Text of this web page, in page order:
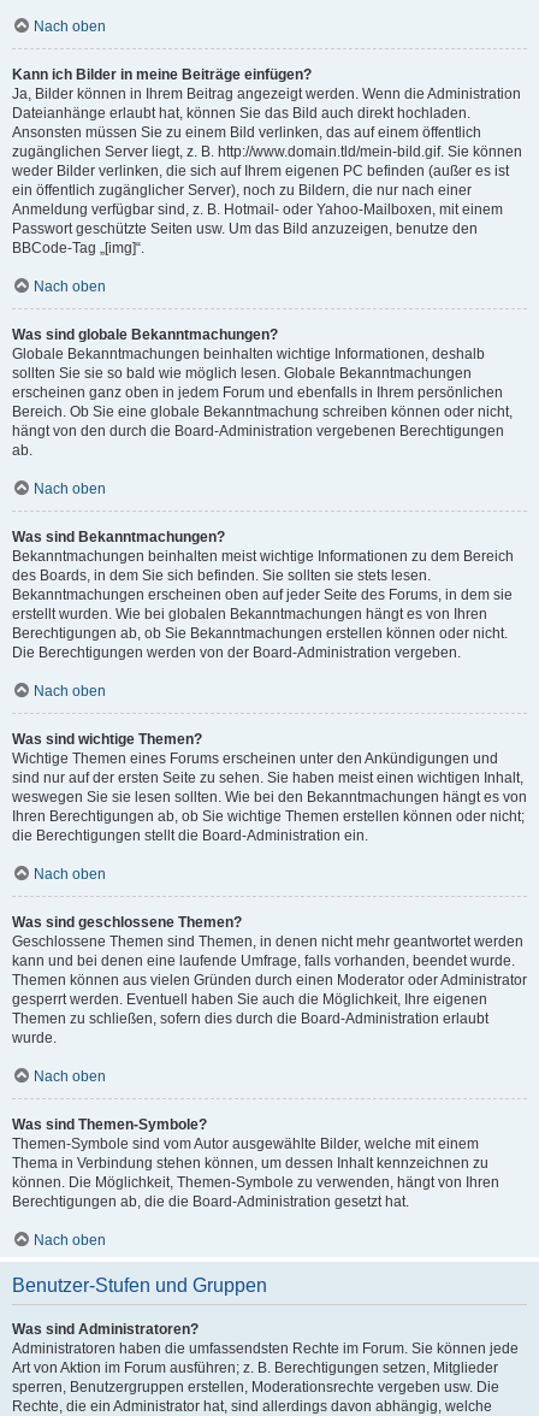
Nach oben
Kann ich Bilder in meine Beiträge einfügen?
Ja, Bilder können in Ihrem Beitrag angezeigt werden. Wenn die Administration
Dateianhänge erlaubt hat, können Sie das Bild auch direkt hochladen.
Ansonsten müssen Sie zu einem Bild verlinken, das auf einem öffentlich
zugänglichen Server liegt, z. B. http://www.domain.tld/mein-bild.gif. Sie können
weder Bilder verlinken, die sich auf Ihrem eigenen PC befinden (außer es ist
ein öffentlich zugänglicher Server), noch zu Bildern, die nur nach einer
Anmeldung verfügbar sind, z. B. Hotmail- oder Yahoo-Mailboxen, mit einem
Passwort geschützte Seiten usw. Um das Bild anzuzeigen, benutze den
BBCode-Tag „[img]“.
Nach oben
Was sind globale Bekanntmachungen?
Globale Bekanntmachungen beinhalten wichtige Informationen, deshalb
sollten Sie sie so bald wie möglich lesen. Globale Bekanntmachungen
erscheinen ganz oben in jedem Forum und ebenfalls in Ihrem persönlichen
Bereich. Ob Sie eine globale Bekanntmachung schreiben können oder nicht,
hängt von den durch die Board-Administration vergebenen Berechtigungen
ab.
Nach oben
Was sind Bekanntmachungen?
Bekanntmachungen beinhalten meist wichtige Informationen zu dem Bereich
des Boards, in dem Sie sich befinden. Sie sollten sie stets lesen.
Bekanntmachungen erscheinen oben auf jeder Seite des Forums, in dem sie
erstellt wurden. Wie bei globalen Bekanntmachungen hängt es von Ihren
Berechtigungen ab, ob Sie Bekanntmachungen erstellen können oder nicht.
Die Berechtigungen werden von der Board-Administration vergeben.
Nach oben
Was sind wichtige Themen?
Wichtige Themen eines Forums erscheinen unter den Ankündigungen und
sind nur auf der ersten Seite zu sehen. Sie haben meist einen wichtigen Inhalt,
weswegen Sie sie lesen sollten. Wie bei den Bekanntmachungen hängt es von
Ihren Berechtigungen ab, ob Sie wichtige Themen erstellen können oder nicht;
die Berechtigungen stellt die Board-Administration ein.
Nach oben
Was sind geschlossene Themen?
Geschlossene Themen sind Themen, in denen nicht mehr geantwortet werden
kann und bei denen eine laufende Umfrage, falls vorhanden, beendet wurde.
Themen können aus vielen Gründen durch einen Moderator oder Administrator
gesperrt werden. Eventuell haben Sie auch die Möglichkeit, Ihre eigenen
Themen zu schließen, sofern dies durch die Board-Administration erlaubt
wurde.
Nach oben
Was sind Themen-Symbole?
Themen-Symbole sind vom Autor ausgewählte Bilder, welche mit einem
Thema in Verbindung stehen können, um dessen Inhalt kennzeichnen zu
können. Die Möglichkeit, Themen-Symbole zu verwenden, hängt von Ihren
Berechtigungen ab, die die Board-Administration gesetzt hat.
Nach oben
Benutzer-Stufen und Gruppen
Was sind Administratoren?
Administratoren haben die umfassendsten Rechte im Forum. Sie können jede
Art von Aktion im Forum ausführen; z. B. Berechtigungen setzen, Mitglieder
sperren, Benutzergruppen erstellen, Moderationsrechte vergeben usw. Die
Rechte, die ein Administrator hat, sind allerdings davon abhängig, welche